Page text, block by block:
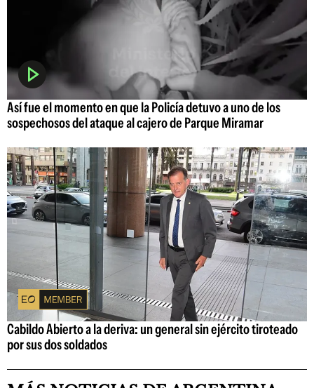
Así fue el momento en que la Policía detuvo a uno de los
sospechosos del ataque al cajero de Parque Miramar
Cabildo Abierto a la deriva: un general sin ejército tiroteado
por sus dos soldados